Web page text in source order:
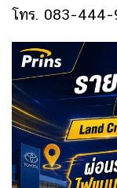
โทร. 083-444-